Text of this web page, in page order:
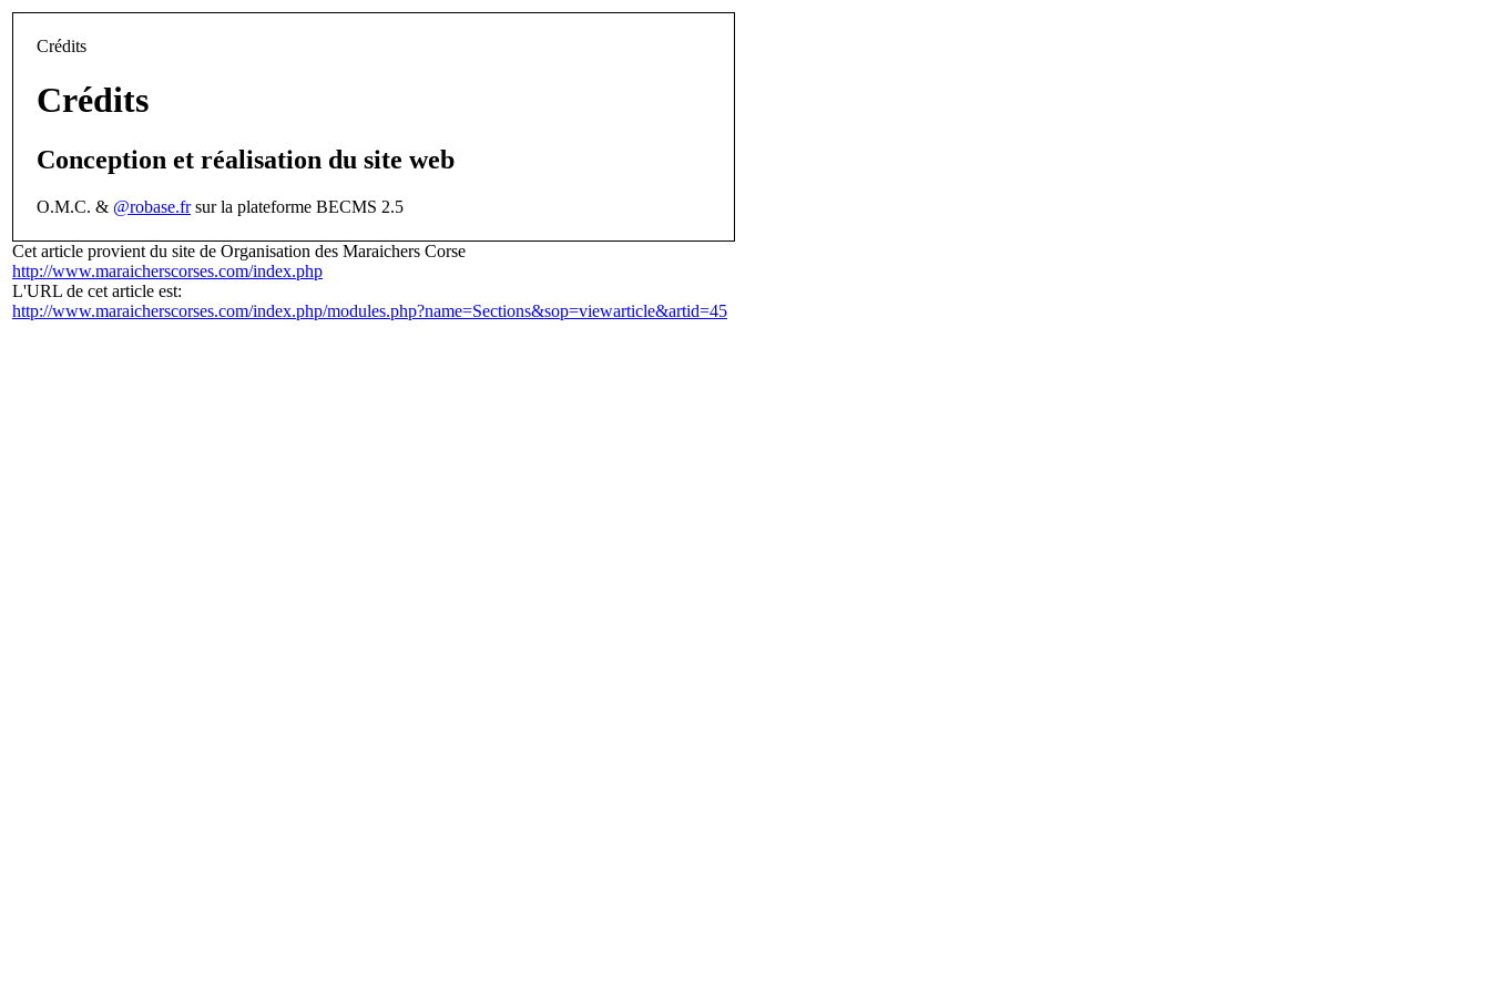
Crédits
Crédits
Conception et réalisation du site web
O.M.C. & @robase.frsur la plateforme BECMS 2.5
Cet article provient du site de Organisation des Maraichers Corse
http://www.maraicherscorses.com/index.php
L'URL de cet article est:
http://www.maraicherscorses.com/index.php/modules.php?name=Sections&sop=viewarticle&artid=45